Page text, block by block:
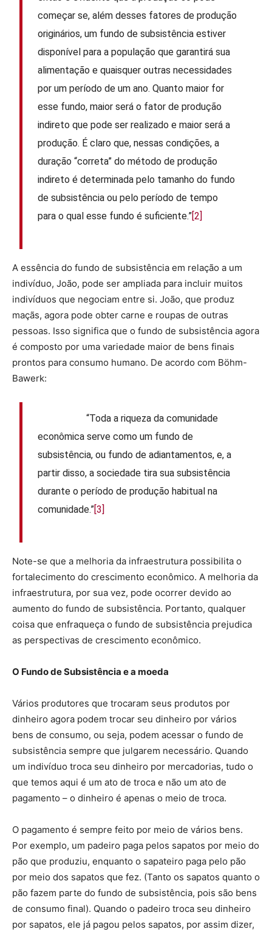
começar se, além desses fatores de produção
originários, um fundo de subsistência estiver
disponível para a população que garantirá sua
alimentação e quaisquer outras necessidades
por um período de um ano. Quanto maior for
esse fundo, maior será o fator de produção
indireto que pode ser realizado e maior será a
produção. É claro que, nessas condições, a
duração “correta” do método de produção
indireto é determinada pelo tamanho do fundo
de subsistência ou pelo período de tempo
para o qual esse fundo é suficiente.” [2]
A essência do fundo de subsistência em relação a um
indivíduo, João, pode ser ampliada para incluir muitos
indivíduos que negociam entre si. João, que produz
maçãs, agora pode obter carne e roupas de outras
pessoas. Isso significa que o fundo de subsistência agora
é composto por uma variedade maior de bens finais
prontos para consumo humano. De acordo com Böhm-
Bawerk:
“Toda a riqueza da comunidade
econômica serve como um fundo de
subsistência, ou fundo de adiantamentos, e, a
partir disso, a sociedade tira sua subsistência
durante o período de produção habitual na
comunidade.” [3]
Note-se que a melhoria da infraestrutura possibilita o
fortalecimento do crescimento econômico. A melhoria da
infraestrutura, por sua vez, pode ocorrer devido ao
aumento do fundo de subsistência. Portanto, qualquer
coisa que enfraqueça o fundo de subsistência prejudica
as perspectivas de crescimento econômico.
O Fundo de Subsistência e a moeda
Vários produtores que trocaram seus produtos por
dinheiro agora podem trocar seu dinheiro por vários
bens de consumo, ou seja, podem acessar o fundo de
subsistência sempre que julgarem necessário. Quando
um indivíduo troca seu dinheiro por mercadorias, tudo o
que temos aqui é um ato de troca e não um ato de
pagamento – o dinheiro é apenas o meio de troca.
O pagamento é sempre feito por meio de vários bens.
Por exemplo, um padeiro paga pelos sapatos por meio do
pão que produziu, enquanto o sapateiro paga pelo pão
por meio dos sapatos que fez. (Tanto os sapatos quanto o
pão fazem parte do fundo de subsistência, pois são bens
de consumo final). Quando o padeiro troca seu dinheiro
por sapatos, ele já pagou pelos sapatos, por assim dizer,